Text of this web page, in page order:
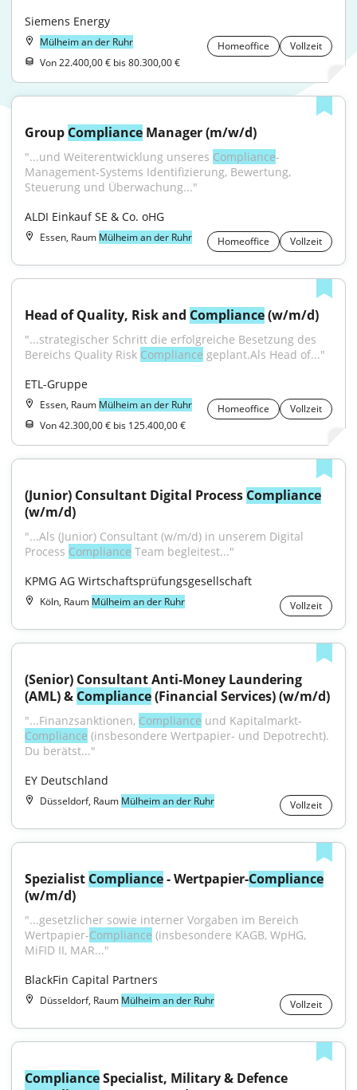
Siemens Energy
Mülheim an der Ruhr Homeoffice
Vollzeit
Von 22.400,00 € bis 80.300,00 €
Group Compliance Manager (m/w/d)
"...und Weiterentwicklung unseres Compliance-
Management-Systems Identifizierung, Bewertung,
Steuerung und Überwachung..."
ALDI Einkauf SE & Co. oHG
Essen, Raum Mülheim an der Ruhr Homeoffice Vollzeit
Head of Quality, Risk and Compliance (w/m/d)
"...strategischer Schritt die erfolgreiche Besetzung des
Bereichs Quality Risk Compliance geplant.Als Head of..."
ETL-Gruppe
Essen, Raum Mülheim an der Ruhr Homeoffice
Vollzeit
Von 42.300,00 € bis 125.400,00 €
(Junior) Consultant Digital Process Compliance
(w/m/d)
"...Als (Junior) Consultant (w/m/d) in unserem Digital
Process Compliance Team begleitest..."
KPMG AG Wirtschaftsprüfungsgesellschaft
Köln, Raum Mülheim an der Ruhr Vollzeit
(Senior) Consultant Anti-Money Laundering
(AML) & Compliance (Financial Services) (w/m/d)
"...Finanzsanktionen, Compliance und Kapitalmarkt-
Compliance (insbesondere Wertpapier- und Depotrecht).
Du berätst..."
EY Deutschland
Düsseldorf, Raum Mülheim an der Ruhr Vollzeit
Spezialist Compliance - Wertpapier-Compliance
(w/m/d)
"...gesetzlicher sowie interner Vorgaben im Bereich
Wertpapier-Compliance (insbesondere KAGB, WpHG,
MiFID II, MAR..."
BlackFin Capital Partners
Düsseldorf, Raum Mülheim an der Ruhr Vollzeit
Compliance